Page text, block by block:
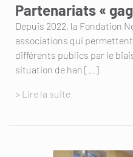
Partenariats «
Depuis 2022, la Fondation
associations qui
différents publics par le
situation de han […]
> Lire la suite